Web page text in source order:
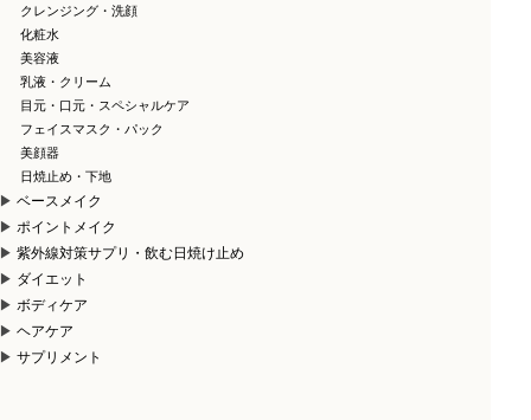
クレンジング・洗顔
化粧水
美容液
乳液・クリーム
目元・口元・スペシャルケア
フェイスマスク・パック
美顔器
日焼止め・下地
ベースメイク
ポイントメイク
紫外線対策サプリ・飲む日焼け止め
ダイエット
ボディケア
ヘアケア
サプリメント